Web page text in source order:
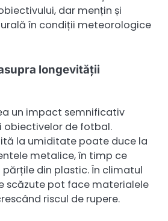
dar mențin și
în condiții meteorologice
longevității
un impact semnificativ
obiectivelor de fotbal.
la umiditate poate duce la
metalice, în timp ce
părțile din plastic. În climatul
scăzute pot face materialele
riscul de rupere.